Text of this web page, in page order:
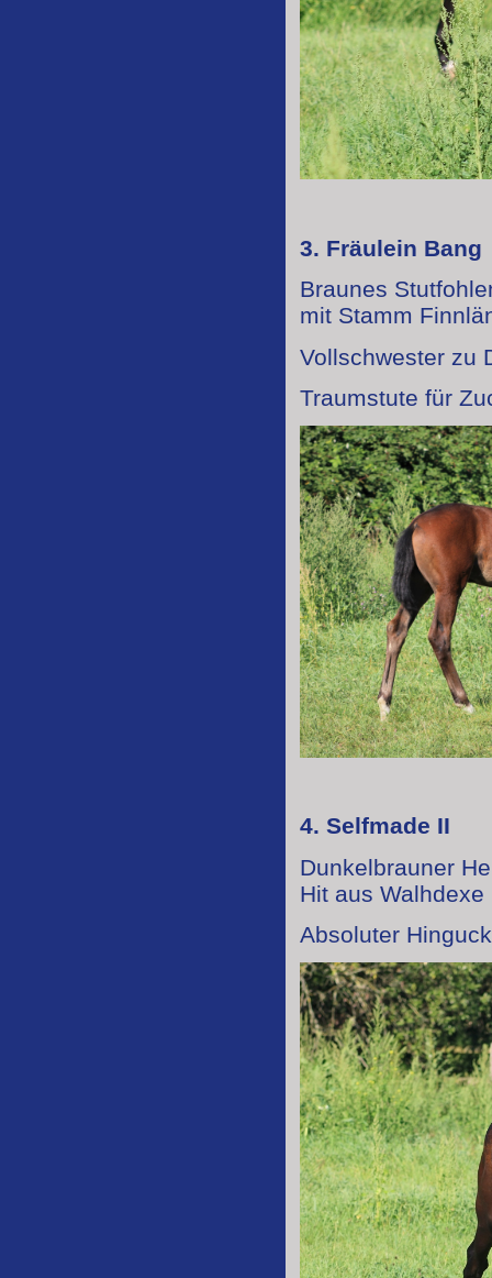
3. Fräulein Bang
Braunes
mit Stamm
Vollschwester zu
Traumstute für
4. Selfmade II
Dunkelbrauner
Hit aus Walhdexe
Absoluter